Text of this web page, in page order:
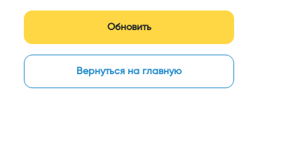
Обновить
Вернуться на главную